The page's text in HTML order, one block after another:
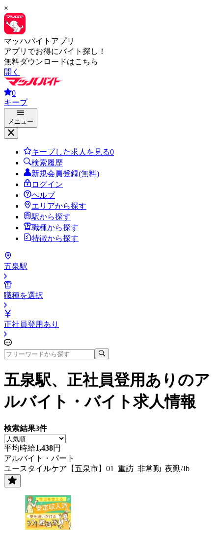
×
マッハバイトアプリ
アプリでお得にバイト探し！
無料ダウンロードはこちら
開く
0
キープ
メニュー
キープした求人を見る0
検索履歴
新規会員登録(無料)
ログイン
ヘルプ
エリアから探す
駅から探す
職種から探す
特徴から探す
五泉駅
職種を選択
正社員登用あり
五泉駅、正社員登用あり のア
ルバイト・バイト求人情報
検索結果3件
平均時給1,438円
アルバイト・パート
ユースタイルケア【五泉市】01_重訪_非常勤_夜勤/Jb